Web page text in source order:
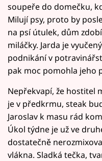
soupeře do domečku,
Milují psy, proto by
na psí útulek, dům
miláčky. Jarda je
podnikání v
pak moc pomohla jeho
Nepřekvapí, že hostitel
je v předkrmu, steak
Jaroslav k masu rád
Úkol týdne je už ve
dostatečně
vlákna. Sladká tečka,